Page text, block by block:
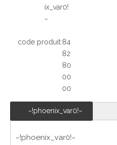
ix_var0!
~
code produit:84
82
80
00
00
~!phoenix_var0!~
~!phoenix_var0!~